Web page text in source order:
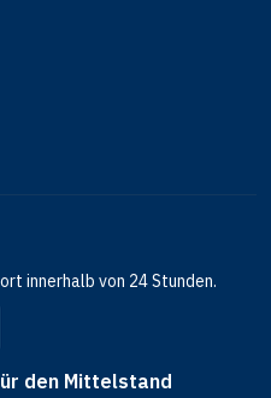
innerhalb von 24 Stunden.
den Mittelstand